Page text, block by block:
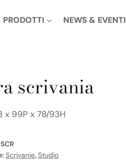
PRODOTTI NEWS & EVENTI
scrivania
x 99P x 78/93H
Scrivanie,Studio